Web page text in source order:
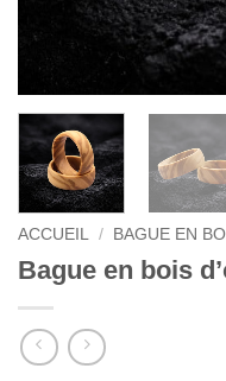
ACCUEIL / BAGUE EN
Bague en bois